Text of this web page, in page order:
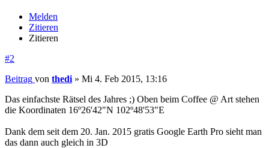
Melden
Zitieren
Zitieren
#2
Beitrag von thedi » Mi 4. Feb 2015, 13:16
Das einfachste Rätsel des Jahres ;) Oben beim Coffee @ Art stehen
die Koordinaten 16º26'42"N 102º48'53"E
Dank dem seit dem 20. Jan. 2015 gratis Google Earth Pro sieht man
das dann auch gleich in 3D